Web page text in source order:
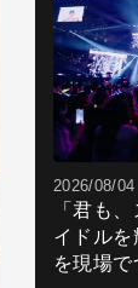
2026/08/04
「君も
イドル
を現場